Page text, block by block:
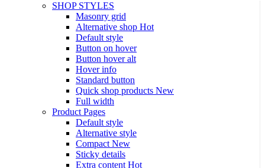
SHOP STYLES
Masonry grid
Alternative shop Hot
Default style
Button on hover
Button hover alt
Hover info
Standard button
Quick shop products New
Full width
Product Pages
Default style
Alternative style
Compact New
Sticky details
Extra content Hot